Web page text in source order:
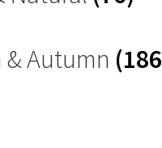
& Autumn